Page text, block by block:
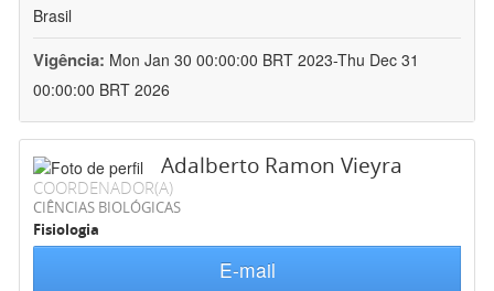
Brasil
Vigência: Mon Jan 30 00:00:00 BRT 2023-Thu Dec 31
00:00:00 BRT 2026
Adalberto Ramon Vieyra
COORDENADOR(A)
CIÊNCIAS BIOLÓGICAS
Fisiologia
E-mail